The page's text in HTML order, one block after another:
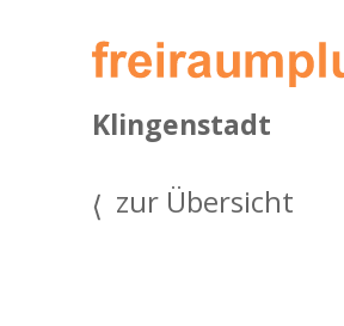
Klingenstadt
⟩ zur Übersicht